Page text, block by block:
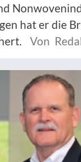
hat er die
Von